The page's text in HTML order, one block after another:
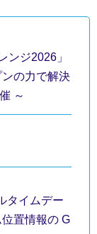
ンジ2026」
の力で解決
～
タイムデー
置情報の G